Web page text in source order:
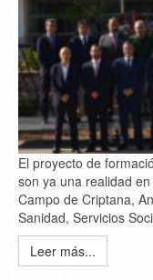
El proyecto de
son ya una realidad
Campo de Criptana,
Sanidad, Servicios
Leer más...